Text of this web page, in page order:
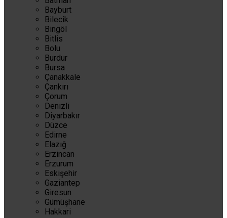
Bayburt
Bilecik
Bingöl
Bitlis
Bolu
Burdur
Bursa
Çanakkale
Çankırı
Çorum
Denizli
Diyarbakır
Düzce
Edirne
Elazığ
Erzincan
Erzurum
Eskişehir
Gaziantep
Giresun
Gümüşhane
Hakkari